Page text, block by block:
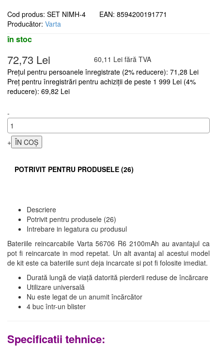
Cod produs: SET NIMH-4 EAN: 8594200191771
Producător: Varta
în stoc
72,73 Lei
60,11 Lei fără TVA
Prețul pentru persoanele înregistrate (2% reducere): 71,28 Lei
Preț pentru înregistrări pentru achiziții de peste 1 999 Lei (4%
reducere): 69,82 Lei
-
+
POTRIVIT PENTRU PRODUSELE (26)
Descriere
Potrivit pentru produsele (26)
Intrebare in legatura cu produsul
Bateriile reincarcabile Varta 56706 R6 2100mAh au avantajul ca
pot fi reincarcate in mod repetat. Un alt avantaj al acestui model
de kit este ca bateriile sunt deja incarcate si pot fi folosite imediat.
Durată lungă de viață datorită pierderii reduse de încărcare
Utilizare universală
Nu este legat de un anumit încărcător
4 buc într-un blister
Specificatii tehnice: